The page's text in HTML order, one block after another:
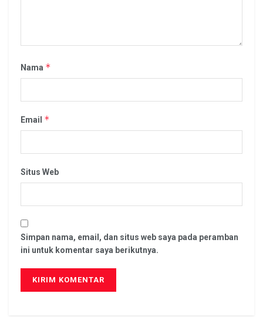
Nama *
Email *
Situs Web
Simpan nama, email, dan situs web saya pada peramban
ini untuk komentar saya berikutnya.